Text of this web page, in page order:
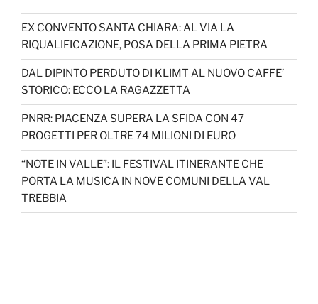
EX CONVENTO SANTA CHIARA: AL VIA LA
RIQUALIFICAZIONE, POSA DELLA PRIMA PIETRA
DAL DIPINTO PERDUTO DI KLIMT AL NUOVO CAFFE’
STORICO: ECCO LA RAGAZZETTA
PNRR: PIACENZA SUPERA LA SFIDA CON 47
PROGETTI PER OLTRE 74 MILIONI DI EURO
“NOTE IN VALLE”: IL FESTIVAL ITINERANTE CHE
PORTA LA MUSICA IN NOVE COMUNI DELLA VAL
TREBBIA